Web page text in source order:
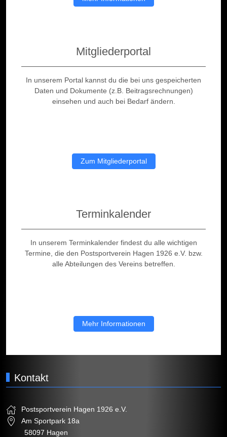
Mitgliederportal
In unserem Portal kannst du die bei uns gespeicherten
Daten und Dokumente (z.B. Beitragsrechnungen)
einsehen und auch bei Bedarf ändern.
Zum Mitgliederportal
Terminkalender
In unserem Terminkalender findest du alle wichtigen
Termine, die den Postsportverein Hagen 1926 e.V. bzw.
alle Abteilungen des Vereins betreffen.
Mehr Informationen
Kontakt
Postsportverein Hagen 1926 e.V.
Am Sportpark 18a
58097 Hagen